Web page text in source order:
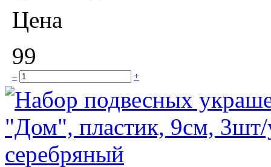
Цена
99
– +